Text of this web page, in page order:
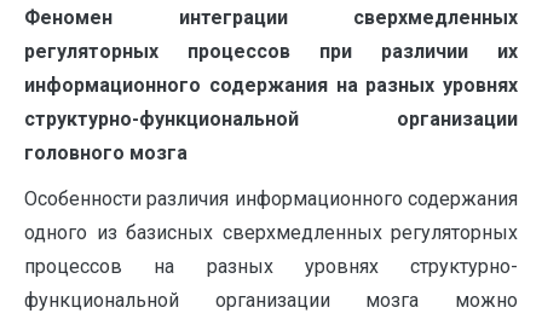
Феномен интеграции сверхмедленных
регуляторных процессов при различии их
информационного содержания на разных уровнях
структурно-функциональной организации
головного мозга
Особенности различия информационного содержания
одного из базисных сверхмедленных регуляторных
процессов на разных уровнях структурно-
функциональной организации мозга можно